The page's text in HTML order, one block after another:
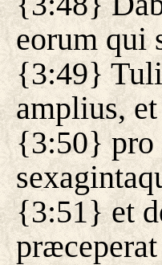
eorum qui
{3:49}
amplius,
{3:50} pro
{3:51} et